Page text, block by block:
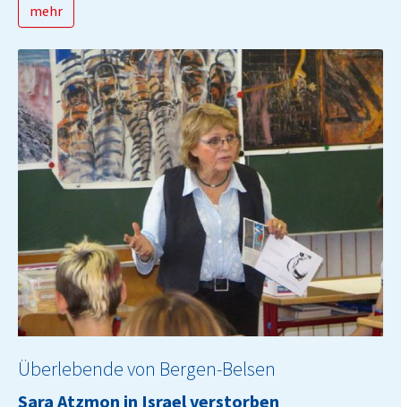
mehr
Überlebende von Bergen-Belsen
Sara Atzmon in Israel verstorben